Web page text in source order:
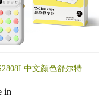
中文颜色舒尔特
in